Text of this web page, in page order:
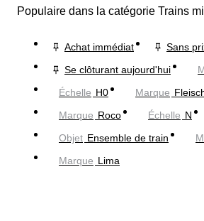
Populaire dans la catégorie Trains
Achat immédiat
Sans
Se clôturant aujourd'hui
Échelle H0 Marque
Marque Roco Échelle N
Objet Ensemble de train
Marque Lima